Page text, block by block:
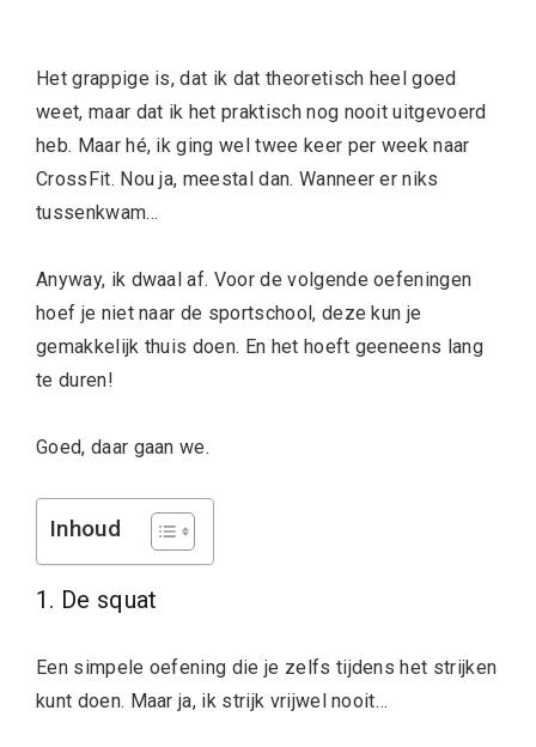
Het grappige is, dat ik dat theoretisch heel goed
weet, maar dat ik het praktisch nog nooit uitgevoerd
heb. Maar hé, ik ging wel twee keer per week naar
CrossFit. Nou ja, meestal dan. Wanneer er niks
tussenkwam…
Anyway, ik dwaal af. Voor de volgende oefeningen
hoef je niet naar de sportschool, deze kun je
gemakkelijk thuis doen. En het hoeft geeneens lang
te duren!
Goed, daar gaan we.
Inhoud
1. De squat
Een simpele oefening die je zelfs tijdens het strijken
kunt doen. Maar ja, ik strijk vrijwel nooit…